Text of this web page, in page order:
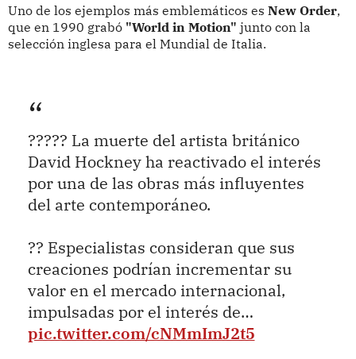
Uno de los ejemplos más emblemáticos es New Order,
que en 1990 grabó "World in Motion" junto con la
selección inglesa para el Mundial de Italia.
????? La muerte del artista británico
David Hockney ha reactivado el interés
por una de las obras más influyentes
del arte contemporáneo.
?? Especialistas consideran que sus
creaciones podrían incrementar su
valor en el mercado internacional,
impulsadas por el interés de…
pic.twitter.com/cNMmImJ2t5